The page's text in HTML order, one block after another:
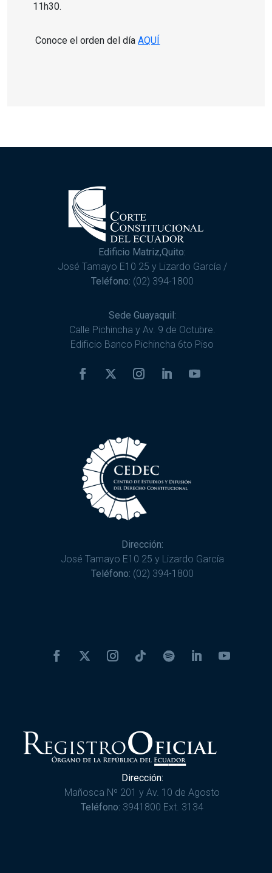
11h30.
Conoce el orden del díaAQUÍ
Edificio Matriz,Quito:
José Tamayo E10 25 y Lizardo García /
Teléfono: (02) 394-1800
Sede Guayaquil:
Calle Pichincha y Av. 9 de Octubre.
Edificio Banco Pichincha 6to Piso
Dirección:
José Tamayo E10 25 y Lizardo García
Teléfono: (02) 394-1800
Dirección:
Mañosca Nº 201 y Av. 10 de Agosto
Teléfono: 3941800 Ext. 3134